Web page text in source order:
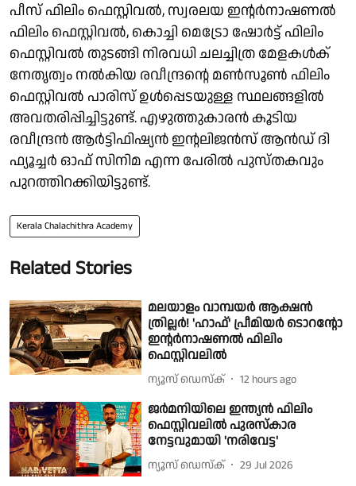
പീസ് ഫിലിം ഫെസ്റ്റിവല്‍, സ്വരലയ ഇന്റര്‍നാഷണല്‍
ഫിലിം ഫെസ്റ്റിവല്‍, കൊച്ചി മെട്രോ ഷോര്‍ട്ട് ഫിലിം
ഫെസ്റ്റിവല്‍ തുടങ്ങി നിരവധി ചലച്ചിത്ര മേളകള്‍ക്
നേതൃത്വം നല്‍കിയ രവീന്ദ്രന്റെ മണ്‍സൂണ്‍ ഫിലിം
ഫെസ്റ്റിവല്‍ പാരിസ് ഉള്‍പ്പെടയുള്ള സ്ഥലങ്ങളില്‍
അവതരിപ്പിച്ചിട്ടുണ്ട്. എഴുത്തുകാരന്‍ കൂടിയ
രവീന്ദ്രന്‍ ആര്‍ട്ടിഫിഷ്യന്‍ ഇന്റലിജന്‍സ് ആന്‍ഡ് ദി
ഫ്യൂച്ചര്‍ ഓഫ് സിനിമ എന്ന പേരില്‍ പുസ്തകവും
പുറത്തിറക്കിയിട്ടുണ്ട്.
Kerala Chalachithra Academy
Related Stories
മലയാളം വാമ്പയർ ആക്ഷൻ
ത്രില്ലർ! 'ഹാഫ്' പ്രീമിയർ ടൊറന്റോ
ഇന്റർനാഷണൽ ഫിലിം
ഫെസ്റ്റിവലിൽ
ന്യൂസ് ഡെസ്ക് 12 hours ago
ജർമനിയിലെ ഇന്ത്യൻ ഫിലിം
ഫെസ്റ്റിവലിൽ പുരസ്കാര
നേട്ടവുമായി 'നരിവേട്ട'
ന്യൂസ് ഡെസ്ക് 29 Jul 2026